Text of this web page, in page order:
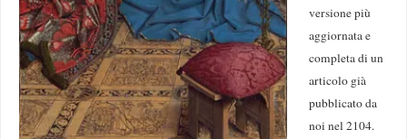
versione più
aggiornata e
completa di un
articolo già
pubblicato da
noi nel 2104.